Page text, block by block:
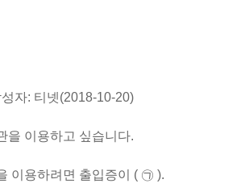
자: 티넷(2018-10-20)
이용하고 싶습니다.
용하려면 출입증이 ( ㉠ ).